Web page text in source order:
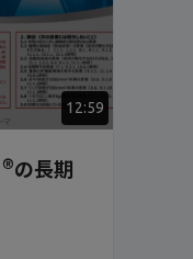
12:59
®の長期